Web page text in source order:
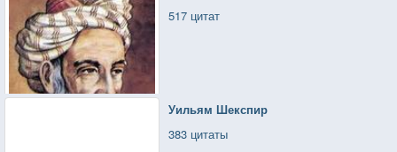
517 цитат
Уильям Шекспир
383 цитаты